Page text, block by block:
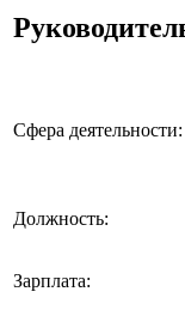
Сфера деятельности:
Должность:
Зарплата: